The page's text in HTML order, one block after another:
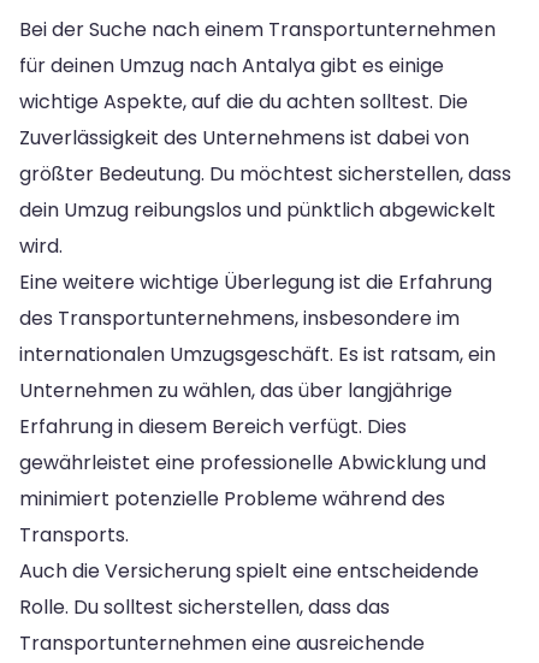
Bei der Suche nach einem Transportunternehmen
für deinen Umzug nach Antalya gibt es einige
wichtige Aspekte, auf die du achten solltest. Die
Zuverlässigkeit des Unternehmens ist dabei von
größter Bedeutung. Du möchtest sicherstellen, dass
dein Umzug reibungslos und pünktlich abgewickelt
wird.
Eine weitere wichtige Überlegung ist die Erfahrung
des Transportunternehmens, insbesondere im
internationalen Umzugsgeschäft. Es ist ratsam, ein
Unternehmen zu wählen, das über langjährige
Erfahrung in diesem Bereich verfügt. Dies
gewährleistet eine professionelle Abwicklung und
minimiert potenzielle Probleme während des
Transports.
Auch die Versicherung spielt eine entscheidende
Rolle. Du solltest sicherstellen, dass das
Transportunternehmen eine ausreichende